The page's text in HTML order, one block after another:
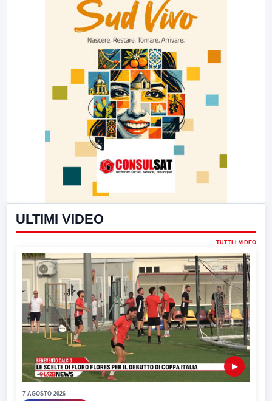
ULTIMI VIDEO
TUTTI I VIDEO
▶
7 AGOSTO 2026